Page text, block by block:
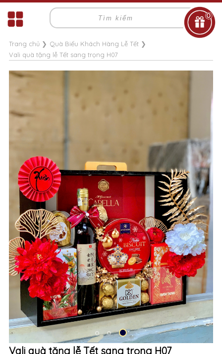
0
Trang chủ❯ Quà Biếu Khách Hàng Lễ Tết❯
Vali quà tặng lễ Tết sang trọng H07
Vali quà tặng lễ Tết sang trọng H07